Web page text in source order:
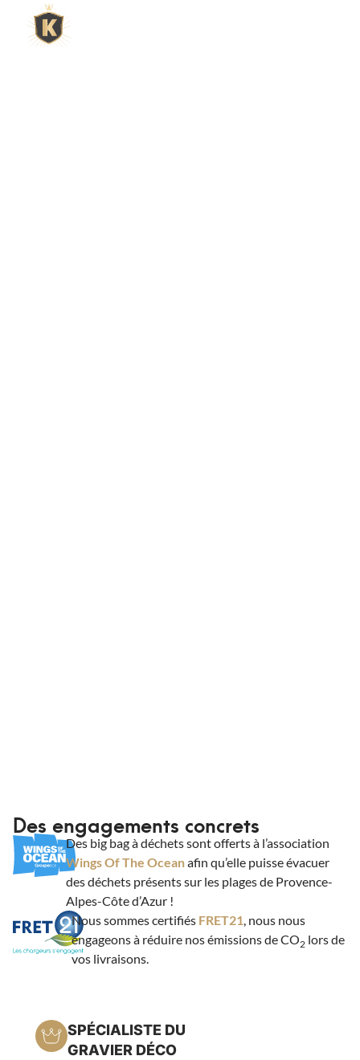
Des engagements concrets
Des big bag à déchets sont offerts à l’association
Wings Of The Oceanafin qu’elle puisse évacuer
des déchets présents sur les plages de Provence-
Alpes-Côte d’Azur !
Nous sommes certifiés FRET21, nous nous
engageons à réduire nos émissions de CO2lors de
vos livraisons.
SPÉCIALISTE DU
GRAVIER DÉCO